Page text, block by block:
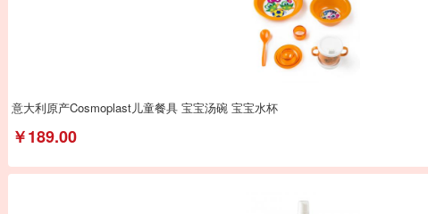
意大利原产Cosmoplast儿童餐具 宝宝汤碗 宝宝水杯
￥189.00